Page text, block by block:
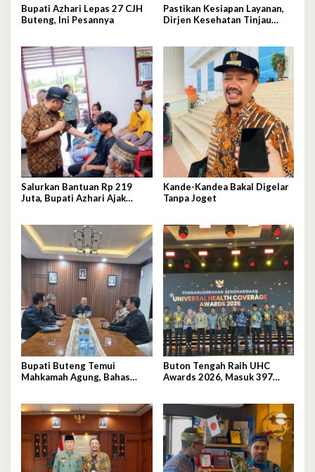
Bupati Azhari Lepas 27 CJH
Buteng, Ini Pesannya
Pastikan Kesiapan Layanan,
Dirjen Kesehatan Tinjau
Salurkan Bantuan Rp 219
Juta, Bupati Azhari Ajak
Kande-Kandea Bakal Digelar
Tanpa Joget
Bupati Buteng Temui
Mahkamah Agung, Bahas
Buton Tengah Raih UHC
Awards 2026, Masuk 397